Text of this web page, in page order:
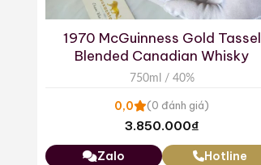
1970 McGuinness Gold Tassel
Blended Canadian Whisky
750ml / 40%
0,0 (0 đánh giá)
3.850.000₫
Zalo Hotline